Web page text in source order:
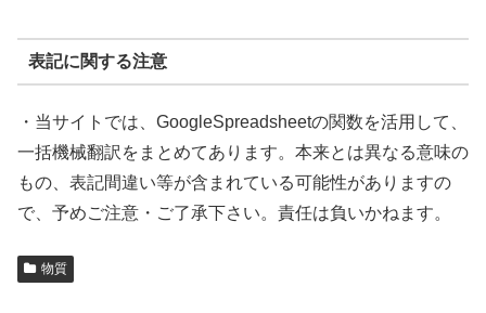
表記に関する注意
・当サイトでは、GoogleSpreadsheetの関数を活用して、
一括機械翻訳をまとめてあります。本来とは異なる意味の
もの、表記間違い等が含まれている可能性がありますの
で、予めご注意・ご了承下さい。責任は負いかねます。
物質